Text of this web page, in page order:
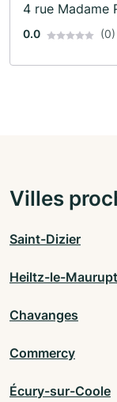
4 rue Madame
0.0 (0)
Villes
Saint-Dizier
Heiltz-le-Maurupt
Chavanges
Commercy
Écury-sur-Coole